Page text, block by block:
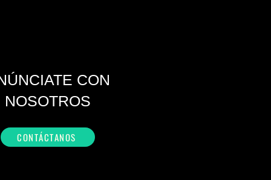
CON
NOSOTROS
CONTÁCTANOS